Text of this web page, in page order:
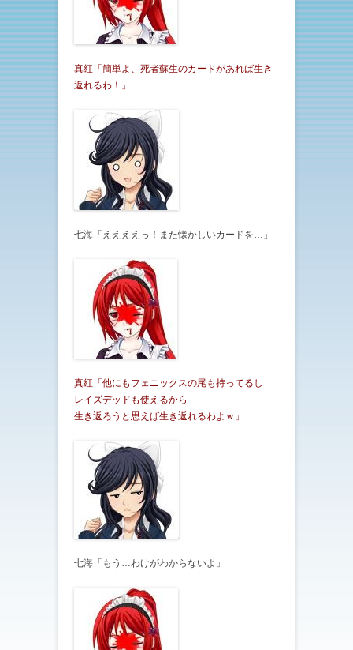
真紅「簡単よ、死者蘇生のカードがあれば生き
返れるわ！」
七海「ええええっ！また懐かしいカードを…」
真紅「他にもフェニックスの尾も持ってるし
レイズデッドも使えるから
生き返ろうと思えば生き返れるわよｗ」
七海「もう…わけがわからないよ」